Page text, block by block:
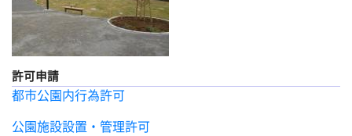
許可申請
都市公園内行為許可
公園施設設置・管理許可